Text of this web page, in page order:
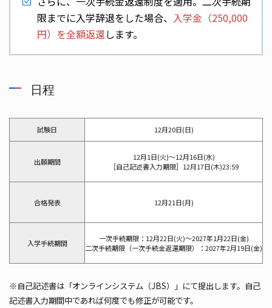
限までに入学辞退をした場合、 入学金（250,000
円）を全額返還します。
日程
試験日 12月20日(日)
出願期間
12月1日(火)～12月16日(水)
［自己記述書入力期限］12月17日(木)23:59
合格発表 12月21日(月)
入学手続期間
一次手続期限：12月22日(火)～2027年1月22日(金)
二次手続期限（一次手続金返還期限）：2027年2月19日(金)
※自己記述書は「オンラインシステム（JBS）」にて提出します。自己
記述書入力期間中であれば何度でも修正が可能です。